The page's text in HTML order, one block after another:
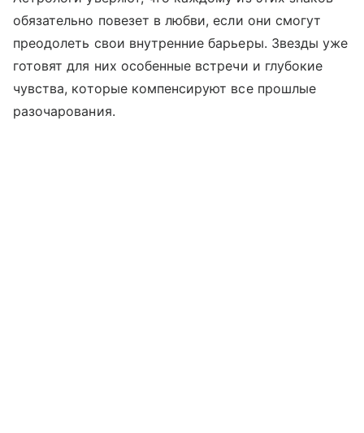
обязательно повезет в любви, если они смогут
преодолеть свои внутренние барьеры. Звезды уже
готовят для них особенные встречи и глубокие
чувства, которые компенсируют все прошлые
разочарования.